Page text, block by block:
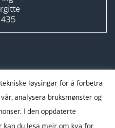
løysingar for å forbetra
analysera bruksmønster og
I den oppdaterte
du lesa meir om kva for